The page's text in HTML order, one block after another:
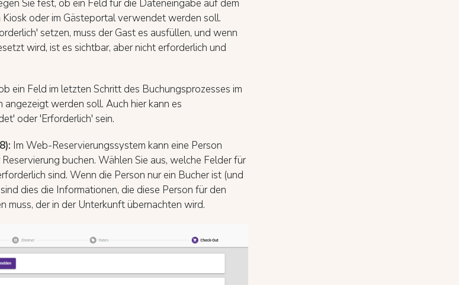
Sie fest, ob ein Feld für die Dateneingabe auf dem
Kiosk oder im Gästeportal verwendet werden soll.
setzen, muss der Gast es ausfüllen, und wenn
wird, ist es sichtbar, aber nicht erforderlich und
ein Feld im letzten Schritt des Buchungsprozesses im
werden soll. Auch hier kann es
oder 'Erforderlich' sein.
Im Web-Reservierungssystem kann eine Person
buchen. Wählen Sie aus, welche Felder für
sind. Wenn die Person nur ein Bucher ist (und
dies die Informationen, die diese Person für den
muss, der in der Unterkunft übernachten wird.